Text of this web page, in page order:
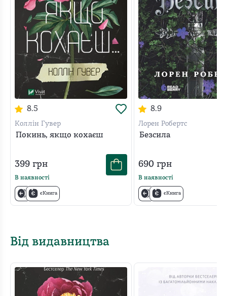
8.5
Коллін Гувер
Покинь, якщо кохаєш
399 грн
В наявності
єКнига
8.9
Лорен Робертс
Безсила
690грн
В наявності
єКнига
Від видавництва